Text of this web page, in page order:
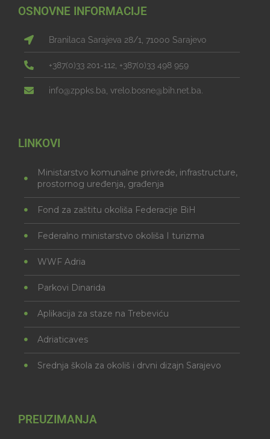
OSNOVNE INFORMACIJE
Branilaca Sarajeva 28/1, 71000 Sarajevo
+387(0)33 201-112, +387(0)33 498 959
info@zppks.ba, vrelo.bosne@bih.net.ba.
LINKOVI
Ministarstvo komunalne privrede, infrastructure,
prostornog uređenja, građenja
Fond za zaštitu okoliša Federacije BiH
Federalno ministarstvo okoliša I turizma
WWF Adria
Parkovi Dinarida
Aplikacija za staze na Trebeviću
Adriaticaves
Srednja škola za okoliš i drvni dizajn Sarajevo
PREUZIMANJA